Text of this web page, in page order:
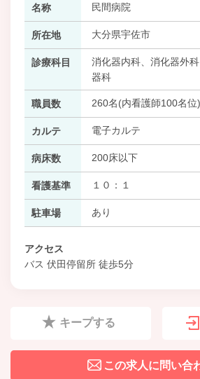
名称 民間病院
所在地 大分県宇佐市
診療科目
消化器内科、消化器外
器科
職員数 260名(内看護師100名位)
カルテ 電子カルテ
病床数 200床以下
看護基準 １０：１
駐車場 あり
アクセス
バス 伏田停留所 徒歩5分
キープする
この求人に問い合